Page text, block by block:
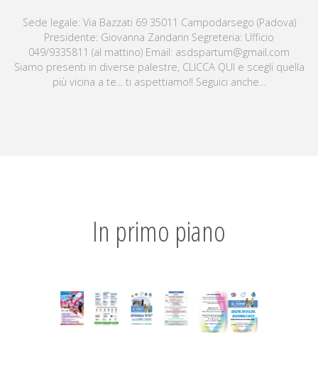
Sede legale: Via Bazzati 69 35011 Campodarsego (Padova)
Presidente: Giovanna Zandarin Segreteria: Ufficio
049/9335811 (al mattino) Email: asdspartum@gmail.com
Siamo presenti in diverse palestre, CLICCA QUI e scegli quella
più vicina a te... ti aspettiamo!! Seguici anche...
In primo piano